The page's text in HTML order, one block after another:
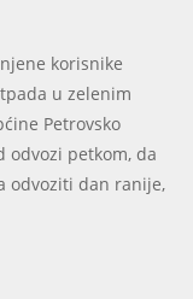
korisnike
u zelenim
Petrovsko
odvozi petkom, da
odvoziti dan ranije,